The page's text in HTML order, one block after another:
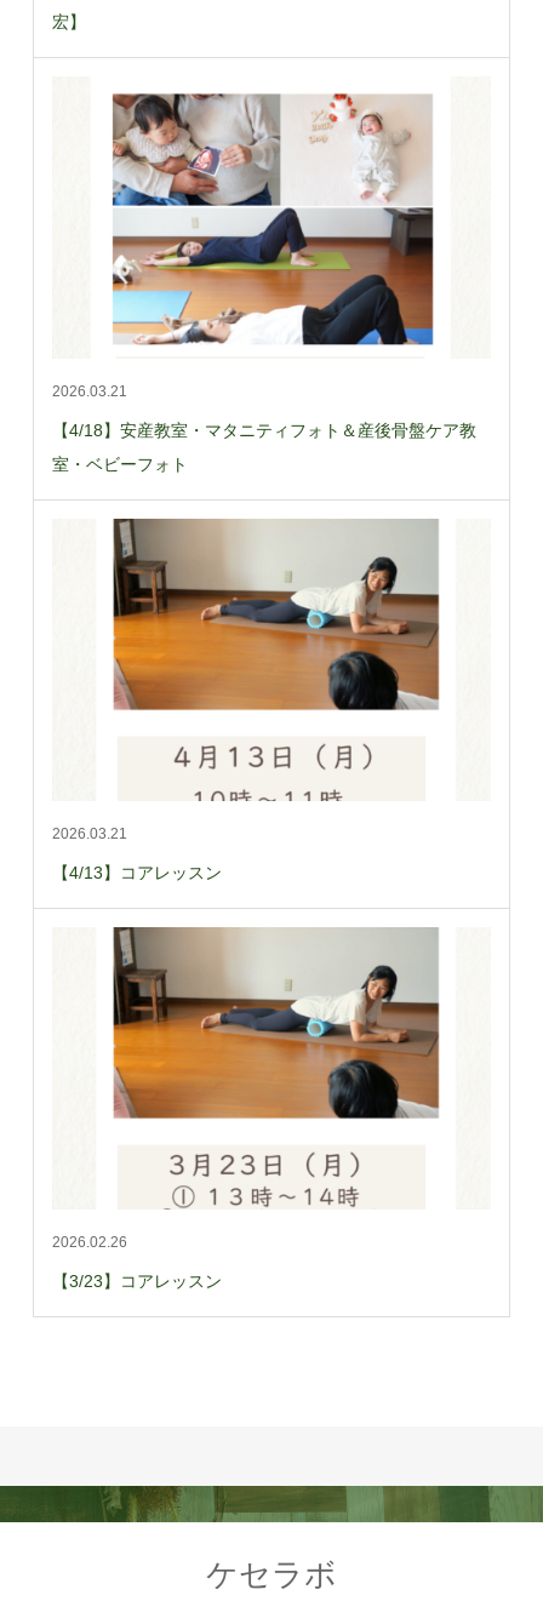
宏】
2026.03.21
【4/18】安産教室・マタニティフォト＆産後骨盤ケア教
室・ベビーフォト
2026.03.21
【4/13】コアレッスン
2026.02.26
【3/23】コアレッスン
ケセラボ